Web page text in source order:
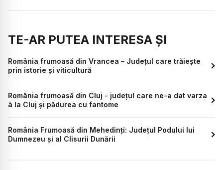
TE-AR PUTEA INTERESA ȘI
România frumoasă din Vrancea – Județul care trăiește
prin istorie și viticultură
România frumoasă din Cluj - județul care ne-a dat varza
à la Cluj și pădurea cu fantome
România Frumoasă din Mehedinți: Județul Podului lui
Dumnezeu și al Clisurii Dunării